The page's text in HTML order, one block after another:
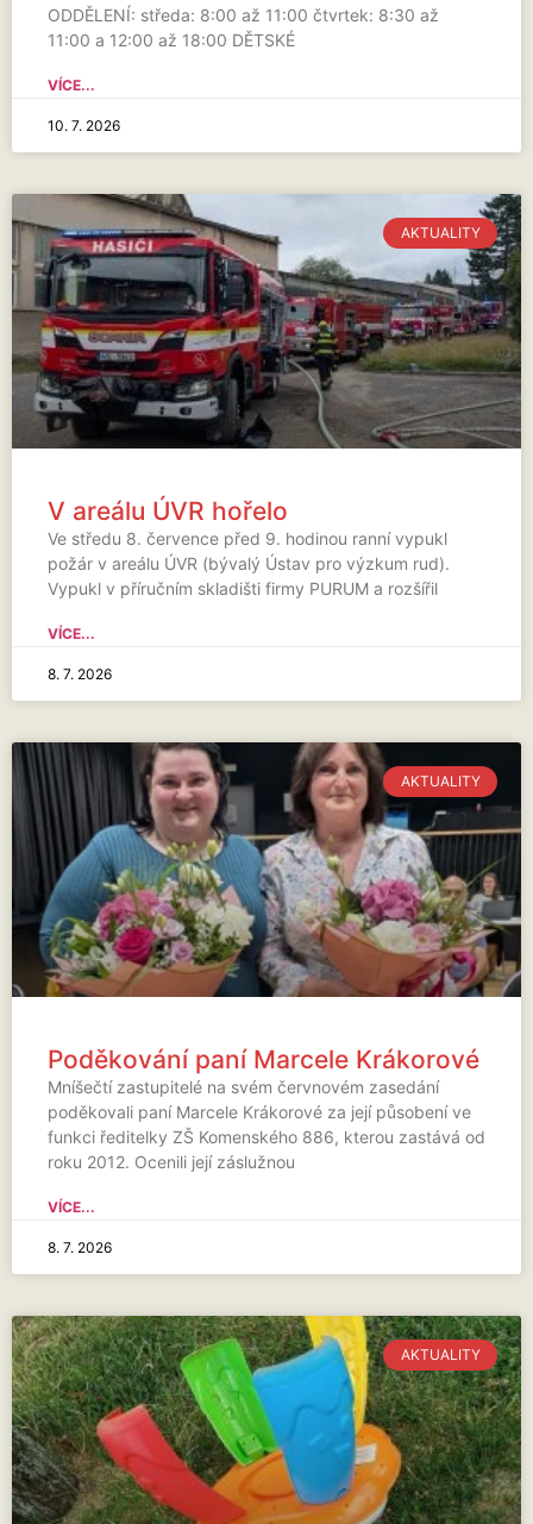
ODDĚLENÍ: středa: 8:00 až 11:00 čtvrtek: 8:30 až
11:00 a 12:00 až 18:00 DĚTSKÉ
VÍCE...
10. 7. 2026
AKTUALITY
V areálu ÚVR hořelo
Ve středu 8. července před 9. hodinou ranní vypukl
požár v areálu ÚVR (bývalý Ústav pro výzkum rud).
Vypukl v příručním skladišti firmy PURUM a rozšířil
VÍCE...
8. 7. 2026
AKTUALITY
Poděkování paní Marcele Krákorové
Mníšečtí zastupitelé na svém červnovém zasedání
poděkovali paní Marcele Krákorové za její působení ve
funkci ředitelky ZŠ Komenského 886, kterou zastává od
roku 2012. Ocenili její záslužnou
VÍCE...
8. 7. 2026
AKTUALITY